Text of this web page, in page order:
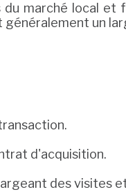
marché local
un
d'acquisition.
des visites